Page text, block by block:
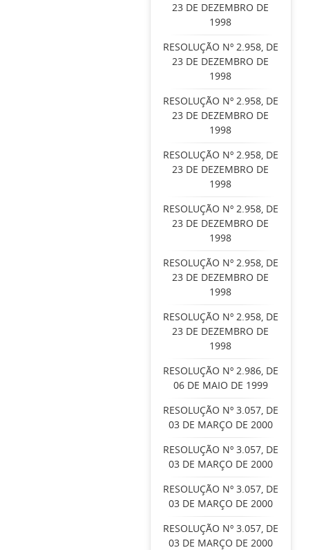
23 DE DEZEMBRO DE
1998
RESOLUÇÃO Nº 2.958, DE
23 DE DEZEMBRO DE
1998
RESOLUÇÃO Nº 2.958, DE
23 DE DEZEMBRO DE
1998
RESOLUÇÃO Nº 2.958, DE
23 DE DEZEMBRO DE
1998
RESOLUÇÃO Nº 2.958, DE
23 DE DEZEMBRO DE
1998
RESOLUÇÃO Nº 2.958, DE
23 DE DEZEMBRO DE
1998
RESOLUÇÃO Nº 2.958, DE
23 DE DEZEMBRO DE
1998
RESOLUÇÃO Nº 2.986, DE
06 DE MAIO DE 1999
RESOLUÇÃO Nº 3.057, DE
03 DE MARÇO DE 2000
RESOLUÇÃO Nº 3.057, DE
03 DE MARÇO DE 2000
RESOLUÇÃO Nº 3.057, DE
03 DE MARÇO DE 2000
RESOLUÇÃO Nº 3.057, DE
03 DE MARÇO DE 2000